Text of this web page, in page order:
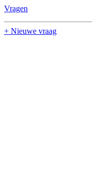
Vragen
+ Nieuwe vraag